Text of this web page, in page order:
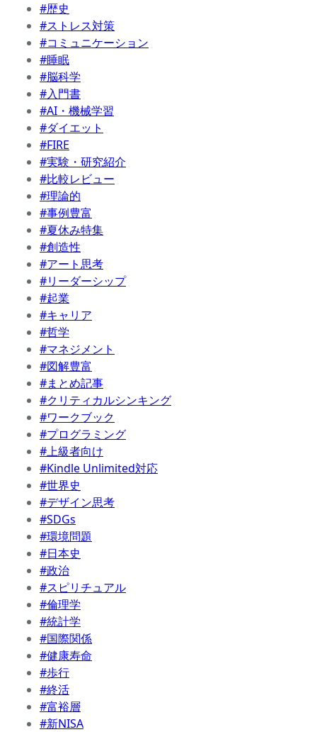
#歴史
#ストレス対策
#コミュニケーション
#睡眠
#脳科学
#入門書
#AI・機械学習
#ダイエット
#FIRE
#実験・研究紹介
#比較レビュー
#理論的
#事例豊富
#夏休み特集
#創造性
#アート思考
#リーダーシップ
#起業
#キャリア
#哲学
#マネジメント
#図解豊富
#まとめ記事
#クリティカルシンキング
#ワークブック
#プログラミング
#上級者向け
#Kindle Unlimited対応
#世界史
#デザイン思考
#SDGs
#環境問題
#日本史
#政治
#スピリチュアル
#倫理学
#統計学
#国際関係
#健康寿命
#歩行
#終活
#富裕層
#新NISA